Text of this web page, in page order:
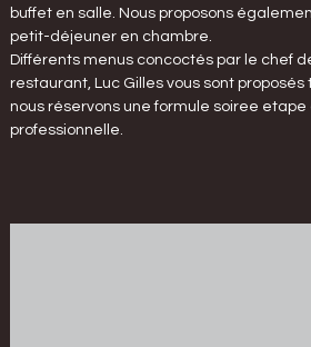
buffet en salle. Nous proposons
petit-déjeuner en chambre.
Différents menus concoctés par le chef
restaurant, Luc Gilles vous sont proposés
nous réservons une formule soiree
professionnelle.